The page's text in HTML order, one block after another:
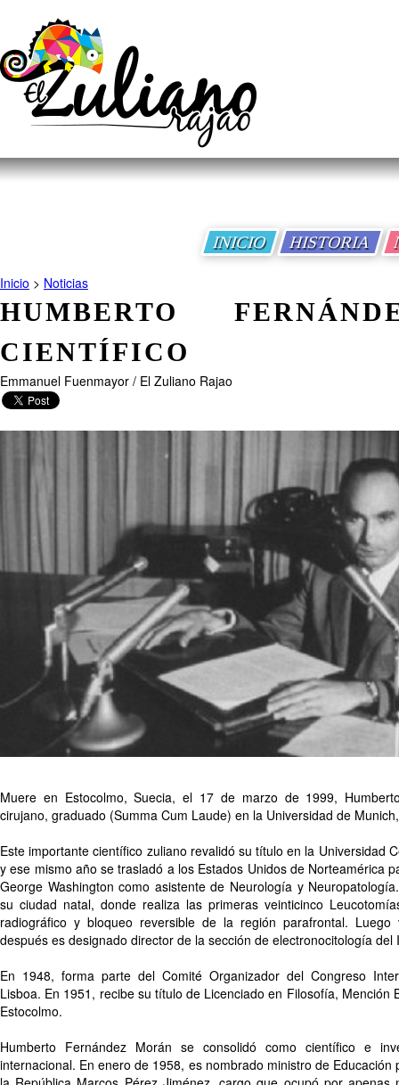
INICIO HISTORIA
Inicio > Noticias
HUMBERTO
CIENTÍFICO
Emmanuel Fuenmayor / El Zuliano Rajao
Muere en Estocolmo, Suecia, el 17 de marzo de 1999,
cirujano, graduado (Summa Cum Laude) en la Universidad de
Este importante científico zuliano revalidó su título en la Universidad
y ese mismo año se trasladó a los Estados Unidos de Norteamérica
George Washington como asistente de Neurología y
su ciudad natal, donde realiza las primeras veinticinco
radiográfico y bloqueo reversible de la región parafrontal.
después es designado director de la sección de electronocitología
En 1948, forma parte del Comité Organizador del Congreso
Lisboa. En 1951, recibe su título de Licenciado en Filosofía, Mención
Estocolmo.
Humberto Fernández Morán se consolidó como científico e
internacional. En enero de 1958, es nombrado ministro de